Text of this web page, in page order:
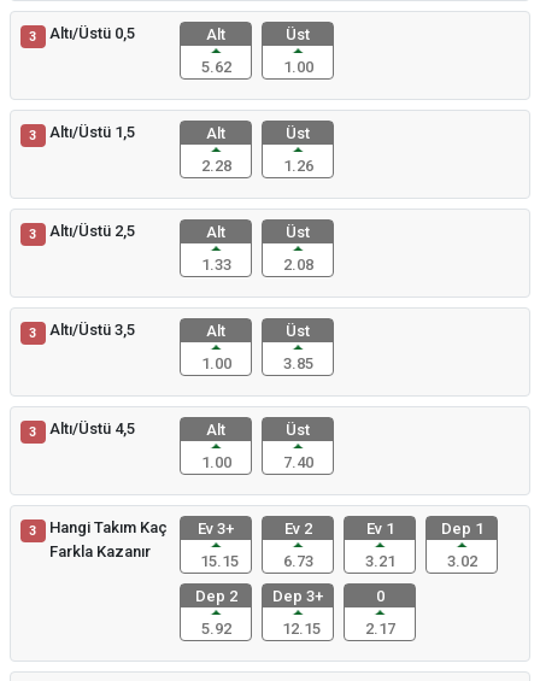
3 Altı/Üstü 0,5
Alt
5.62
Üst
1.00
3 Altı/Üstü 1,5
Alt
2.28
Üst
1.26
3 Altı/Üstü 2,5
Alt
1.33
Üst
2.08
3 Altı/Üstü 3,5
Alt
1.00
Üst
3.85
3 Altı/Üstü 4,5
Alt
1.00
Üst
7.40
3
Hangi Takım Kaç
Farkla Kazanır
Ev 3+
15.15
Ev 2
6.73
Ev 1
3.21
Dep 1
3.02
Dep 2
5.92
Dep 3+
12.15
0
2.17